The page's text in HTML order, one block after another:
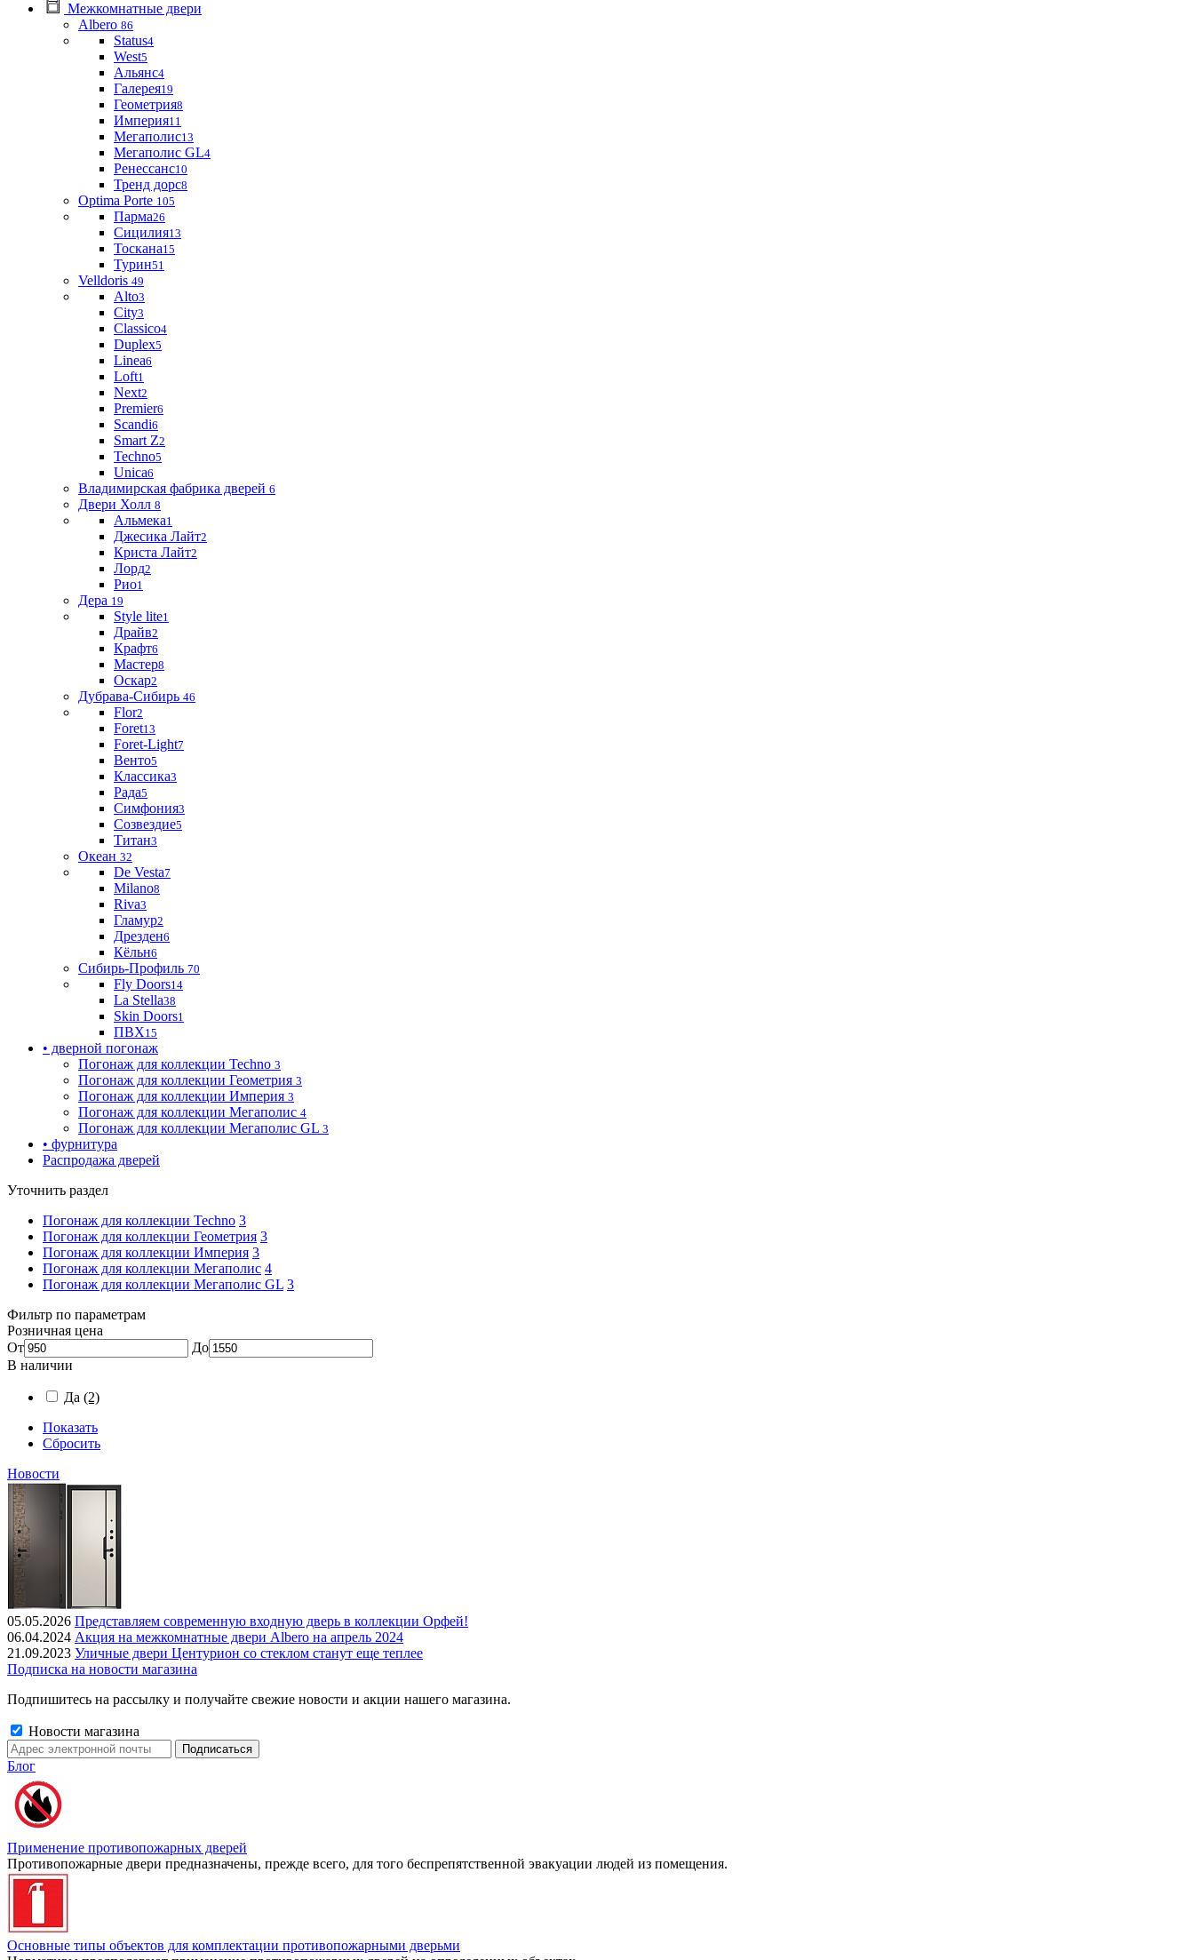
Межкомнатные двери
Albero 86
Status4
West5
Альянс4
Галерея19
Геометрия8
Империя11
Мегаполис13
Мегаполис GL4
Ренессанс10
Тренд дорс8
Optima Porte 105
Парма26
Сицилия13
Тоскана15
Турин51
Velldoris 49
Alto3
City3
Classico4
Duplex5
Linea6
Loft1
Next2
Premier6
Scandi6
Smart Z2
Techno5
Unica6
Владимирская фабрика дверей 6
Двери Холл 8
Альмека1
Джесика Лайт2
Криста Лайт2
Лорд2
Рио1
Дера 19
Style lite1
Драйв2
Крафт6
Мастер8
Оскар2
Дубрава-Сибирь 46
Flor2
Foret13
Foret-Light7
Венто5
Классика3
Рада5
Симфония3
Созвездие5
Титан3
Океан 32
De Vesta7
Milano8
Riva3
Гламур2
Дрезден6
Кёльн6
Сибирь-Профиль 70
Fly Doors14
La Stella38
Skin Doors1
ПВХ15
• дверной погонаж
Погонаж для коллекции Techno 3
Погонаж для коллекции Геометрия 3
Погонаж для коллекции Империя 3
Погонаж для коллекции Мегаполис 4
Погонаж для коллекции Мегаполис GL 3
• фурнитура
Распродажа дверей
Уточнить раздел
Погонаж для коллекции Techno 3
Погонаж для коллекции Геометрия 3
Погонаж для коллекции Империя 3
Погонаж для коллекции Мегаполис 4
Погонаж для коллекции Мегаполис GL 3
Фильтр по параметрам
Розничная цена
От
До
В наличии
Да (2)
Показать
Сбросить
Новости
05.05.2026 Представляем современную входную дверь в коллекции Орфей!
06.04.2024 Акция на межкомнатные двери Albero на апрель 2024
21.09.2023 Уличные двери Центурион со стеклом станут еще теплее
Подписка на новости магазина
Подпишитесь на рассылку и получайте свежие новости и акции нашего магазина.
Новости магазина
Блог
Применение противопожарных дверей
Противопожарные двери предназначены, прежде всего, для того беспрепятственной эвакуации людей из помещения.
Основные типы объектов для комплектации противопожарными дверьми